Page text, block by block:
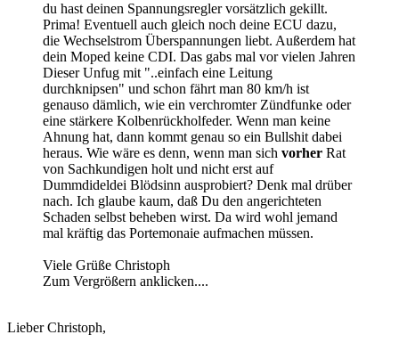
du hast deinen Spannungsregler vorsätzlich gekillt.
Prima! Eventuell auch gleich noch deine ECU dazu,
die Wechselstrom Überspannungen liebt. Außerdem hat
dein Moped keine CDI. Das gabs mal vor vielen Jahren
Dieser Unfug mit "..einfach eine Leitung
durchknipsen" und schon fährt man 80 km/h ist
genauso dämlich, wie ein verchromter Zündfunke oder
eine stärkere Kolbenrückholfeder. Wenn man keine
Ahnung hat, dann kommt genau so ein Bullshit dabei
heraus. Wie wäre es denn, wenn man sich vorher Rat
von Sachkundigen holt und nicht erst auf
Dummdideldei Blödsinn ausprobiert? Denk mal drüber
nach. Ich glaube kaum, daß Du den angerichteten
Schaden selbst beheben wirst. Da wird wohl jemand
mal kräftig das Portemonaie aufmachen müssen.
Viele Grüße Christoph
Zum Vergrößern anklicken....
Lieber Christoph,